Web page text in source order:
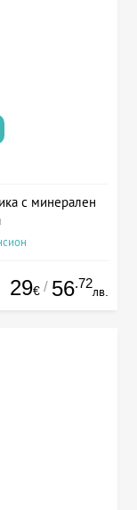
с минерален
29€ / 56.72
лв.